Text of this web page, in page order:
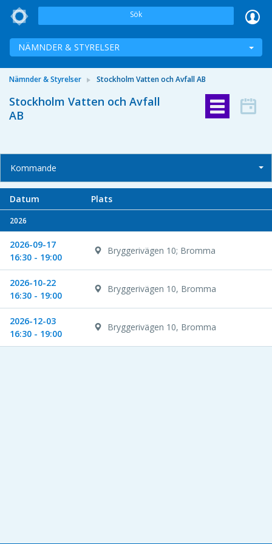
Sök
NÄMNDER & STYRELSER
Nämnder & Styrelser Stockholm Vatten och Avfall AB
Stockholm Vatten och Avfall
AB
Kommande
Datum Plats
2026
2026-09-17
16:30 - 19:00
Bryggerivägen 10; Bromma
2026-10-22
16:30 - 19:00
Bryggerivägen 10, Bromma
2026-12-03
16:30 - 19:00
Bryggerivägen 10, Bromma